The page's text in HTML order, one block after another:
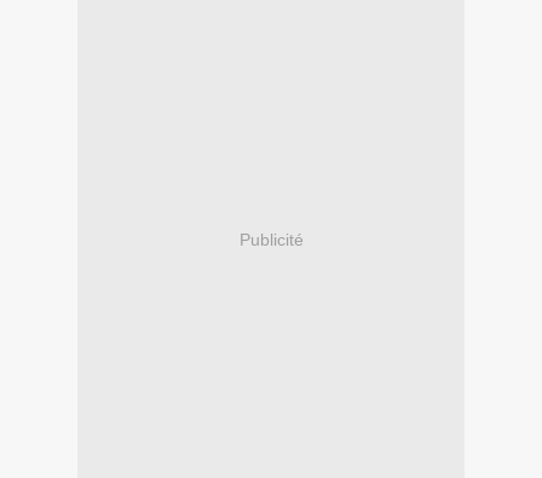
Publicité